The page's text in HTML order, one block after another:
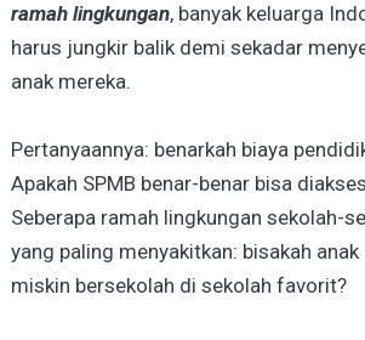
ramah lingkungan, banyak keluarga
harus jungkir balik demi sekadar
anak mereka.
Pertanyaannya: benarkah biaya
Apakah SPMB benar-benar bisa
Seberapa ramah lingkungan sekolah-
yang paling menyakitkan: bisakah
miskin bersekolah di sekolah favorit?